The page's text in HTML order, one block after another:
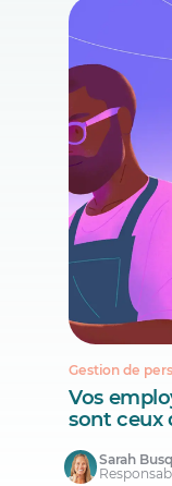
Gestion de
Vos
sont ceux
Sarah